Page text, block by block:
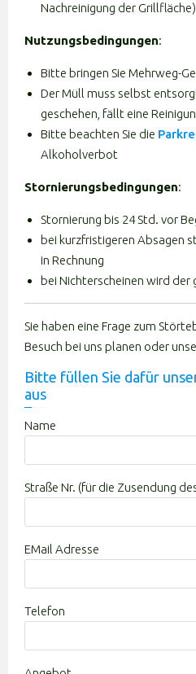
Nachreinigung der Grillfläche)
Nutzungsbedingungen:
Bitte bringen Sie Mehrweg-
Der Müll muss selbst
geschehen, fällt eine
Bitte beachten Sie die
Alkoholverbot
Stornierungsbedingungen:
Stornierung bis 24 Std. vor
bei kurzfristigeren Absagen
in Rechnung
bei Nichterscheinen wird der
Sie haben eine Frage zum
Besuch bei uns planen oder
Bitte füllen Sie dafür
aus
Name
Straße Nr. (für die Zusendung
EMail Adresse
Bitte lasse dieses Feld leer.
Telefon